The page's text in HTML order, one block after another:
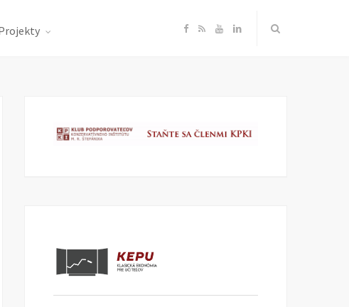
F
e
R Y
T
L
k